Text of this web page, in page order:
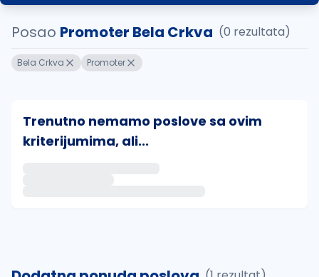
Posao Promoter Bela Crkva (0 rezultata)
Bela Crkva Promoter
Trenutno nemamo poslove sa ovim
kriterijumima, ali...